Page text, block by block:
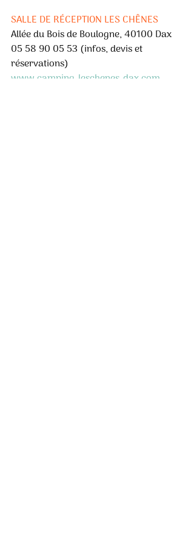
SALLE DE RÉCEPTION LES CHÊNES
Allée du Bois de Boulogne, 40100 Dax
05 58 90 05 53 (infos, devis et
réservations)
www.camping-leschenes-dax.com